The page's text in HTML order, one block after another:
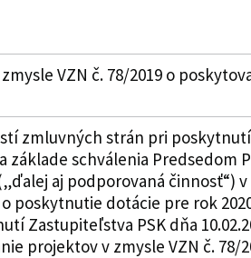
VZN č. 78/2019 o
zmluvných strán pri
základe schválenia Predsedom
aj podporovaná činnosť“) v
dotácie pre rok 2020
Zastupiteľstva PSK dňa
projektov v zmysle VZN č.